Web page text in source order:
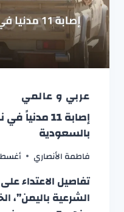
عربي و عالمي
إصابة 11
بالسعودية
فاطمة الأنصاري أغسطس
تفاصيل الاعتداء